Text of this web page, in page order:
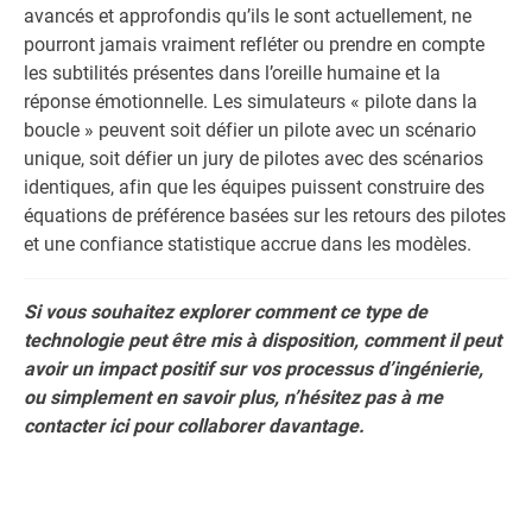
avancés et approfondis qu’ils le sont actuellement, ne
pourront jamais vraiment refléter ou prendre en compte
les subtilités présentes dans l’oreille humaine et la
réponse émotionnelle. Les simulateurs « pilote dans la
boucle » peuvent soit défier un pilote avec un scénario
unique, soit défier un jury de pilotes avec des scénarios
identiques, afin que les équipes puissent construire des
équations de préférence basées sur les retours des pilotes
et une confiance statistique accrue dans les modèles.
Si vous souhaitez explorer comment ce type de
technologie peut être mis à disposition, comment il peut
avoir un impact positif sur vos processus d’ingénierie,
ou simplement en savoir plus, n’hésitez pas à me
contacter ici pour collaborer davantage.